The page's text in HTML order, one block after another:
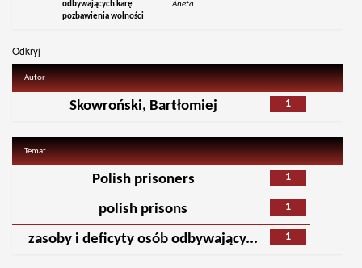
odbywających karę
pozbawienia wolności
Aneta
Odkryj
Autor
1
Skowroński, Bartłomiej
Temat
1
Polish prisoners
1
polish prisons
1
zasoby i deficyty osób odbywający...